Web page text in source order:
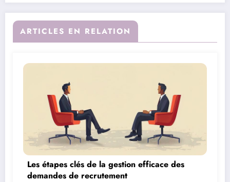
ARTICLES EN RELATION
Les étapes clés de la gestion efficace des
demandes de recrutement